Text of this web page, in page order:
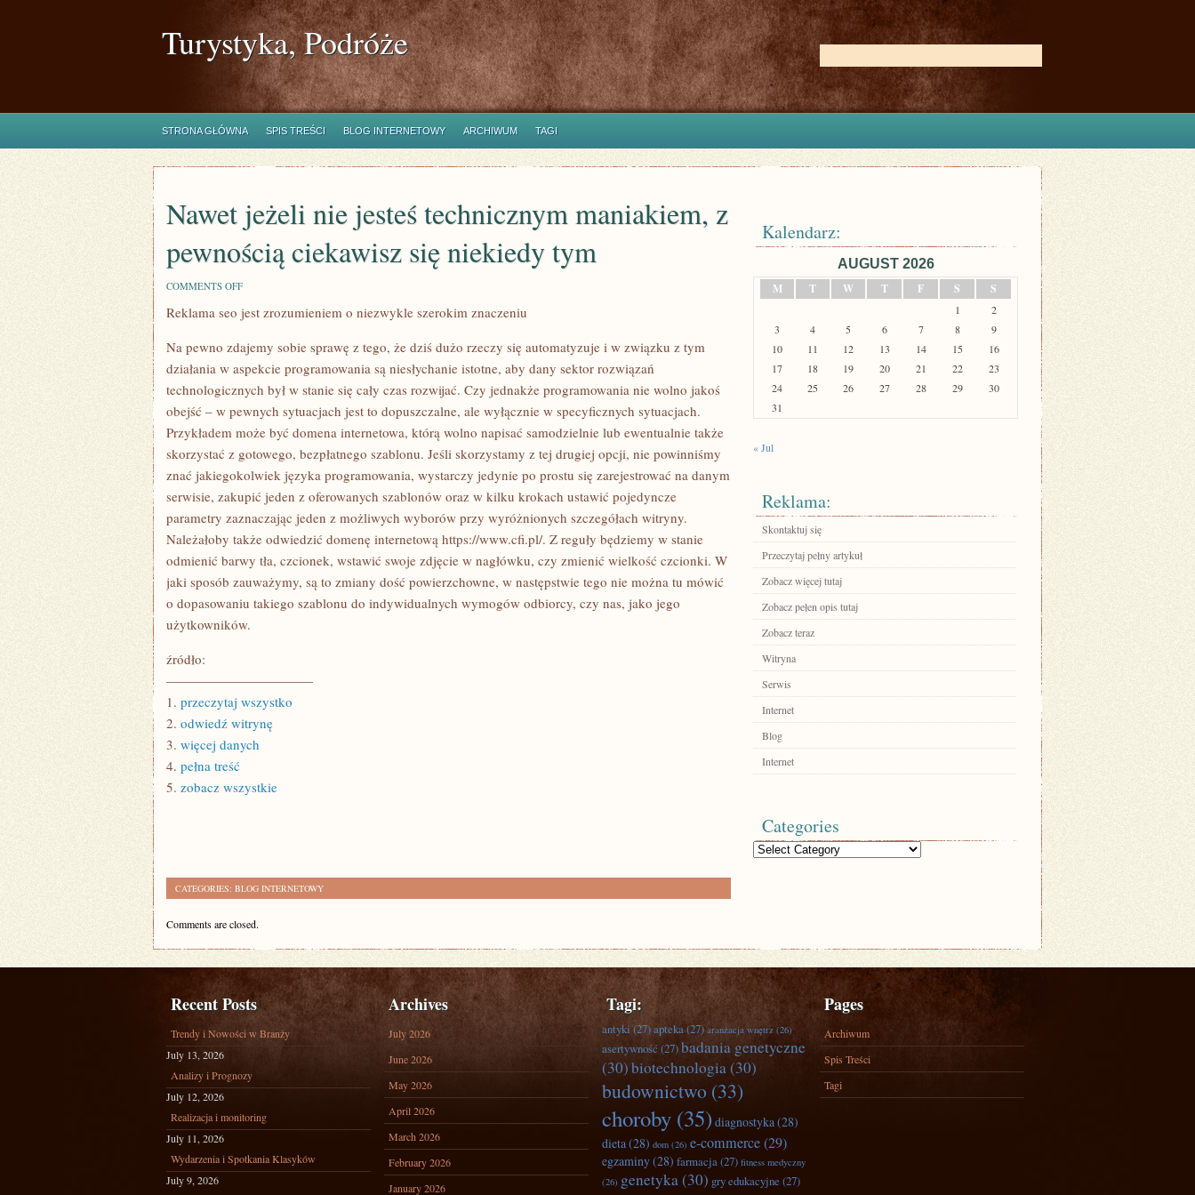
Turystyka, Podróże
STRONA GŁÓWNA SPIS TREŚCI BLOG INTERNETOWY ARCHIWUM TAGI
Nawet jeżeli nie jesteś technicznym maniakiem, z
pewnością ciekawisz się niekiedy tym
COMMENTS OFFON
JEŻELI
NIE
TECHNICZNYM
MANIAKIEM,
Z
PEWNOŚCIĄ
CIEKAWISZ
SIĘ
NIEKIEDY
Reklama seo jest zrozumieniem o niezwykle szerokim znaczeniu
Na pewno zdajemy sobie sprawę z tego, że dziś dużo rzeczy się automatyzuje i w związku z tym
działania w aspekcie programowania są niesłychanie istotne, aby dany sektor rozwiązań
technologicznych był w stanie się cały czas rozwijać. Czy jednakże programowania nie wolno jakoś
obejść – w pewnych sytuacjach jest to dopuszczalne, ale wyłącznie w specyficznych sytuacjach.
Przykładem może być domena internetowa, którą wolno napisać samodzielnie lub ewentualnie także
skorzystać z gotowego, bezpłatnego szablonu. Jeśli skorzystamy z tej drugiej opcji, nie powinniśmy
znać jakiegokolwiek języka programowania, wystarczy jedynie po prostu się zarejestrować na danym
serwisie, zakupić jeden z oferowanych szablonów oraz w kilku krokach ustawić pojedyncze
parametry zaznaczając jeden z możliwych wyborów przy wyróżnionych szczegółach witryny.
Należałoby także odwiedzić domenę internetową https://www.cfi.pl/. Z reguły będziemy w stanie
odmienić barwy tła, czcionek, wstawić swoje zdjęcie w nagłówku, czy zmienić wielkość czcionki. W
jaki sposób zauważymy, są to zmiany dość powierzchowne, w następstwie tego nie można tu mówić
o dopasowaniu takiego szablonu do indywidualnych wymogów odbiorcy, czy nas, jako jego
użytkowników.
źródło:
———————————
1. przeczytaj wszystko
2. odwiedź witrynę
3. więcej danych
4. pełna treść
5. zobacz wszystkie
CATEGORIES: BLOG INTERNETOWY
Comments are closed.
Kalendarz:
AUGUST 2026
M
T W T F S S
1
2
3
4 5 6 7 8
9
10
11 12 13 14 15
16
17
18 19 20 21 22
23
24
25 26 27 28 29
30
31
« Jul
Reklama:
Skontaktuj się
Przeczytaj pełny artykuł
Zobacz więcej tutaj
Zobacz pełen opis tutaj
Zobacz teraz
Witryna
Serwis
Internet
Blog
Internet
Categories
Categories
Recent Posts
Trendy i Nowości w Branży
July 13, 2026
Analizy i Prognozy
July 12, 2026
Realizacja i monitoring
July 11, 2026
Wydarzenia i Spotkania Klasyków
July 9, 2026
Archives
July 2026
June 2026
May 2026
April 2026
March 2026
February 2026
January 2026
Tagi:
antyki(27)apteka(27) aranżacja wnętrz (26)
asertywność (27)badania genetyczne
(30)biotechnologia(30)
budownictwo (33)
choroby (35) diagnostyka(28)
dieta(28) dom (26) e-commerce(29)
egzaminy(28) farmacja(27) fitness medyczny
(26) genetyka(30) gry edukacyjne (27)
Pages
Archiwum
Spis Treści
Tagi